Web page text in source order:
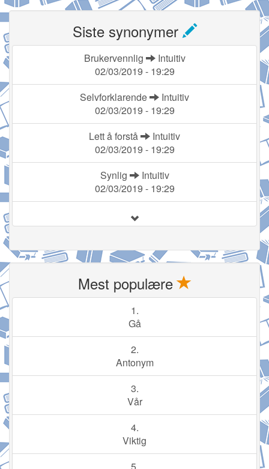
Siste synonymer
Brukervennlig
Intuitiv
02/03/2019 - 19:29
Selvforklarende
Intuitiv
02/03/2019 - 19:29
Lett å forstå
Intuitiv
02/03/2019 - 19:29
Synlig
Intuitiv
02/03/2019 - 19:29
Mest populære
1.
Gå
2.
Antonym
3.
Vår
4.
Viktig